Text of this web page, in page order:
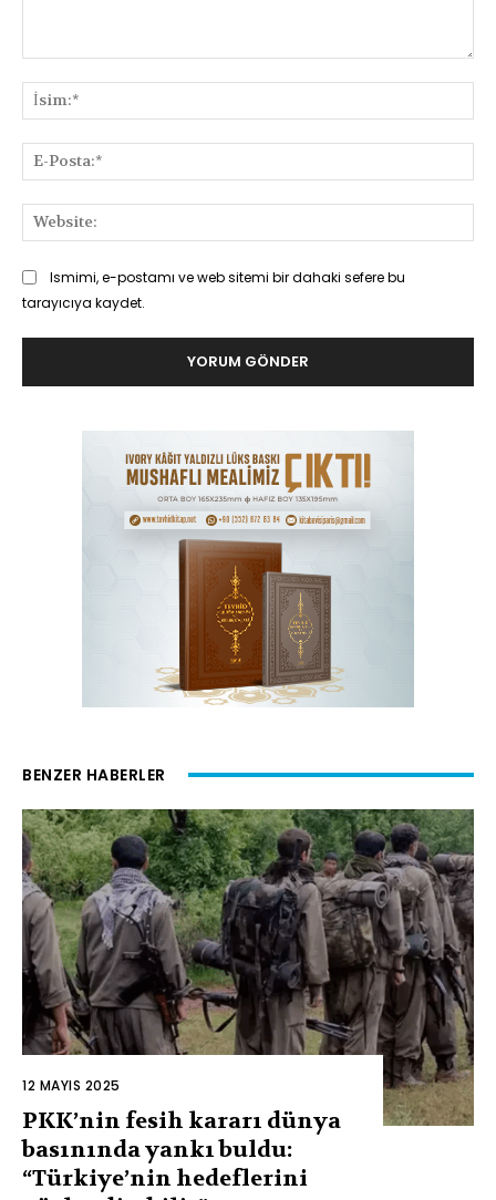
Ismimi, e-postamı ve web sitemi bir dahaki sefere bu
tarayıcıya kaydet.
BENZER HABERLER
12 MAYIS 2025
PKK’nin fesih kararı dünya
basınında yankı buldu:
“Türkiye’nin hedeflerini